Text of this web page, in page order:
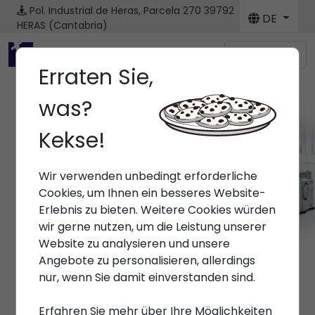
Pol. Industrial de Heras, Parcela 270 39792
HERAS (Cantabria)
DE
Menú
Anfang> Marken >
Erraten Sie,
was?
Kekse!
Wir verwenden unbedingt erforderliche
Cookies, um Ihnen ein besseres Website-
Erlebnis zu bieten. Weitere Cookies würden
wir gerne nutzen, um die Leistung unserer
Website zu analysieren und unsere
Angebote zu personalisieren, allerdings
nur, wenn Sie damit einverstanden sind.
Erfahren Sie mehr über Ihre Möglichkeiten